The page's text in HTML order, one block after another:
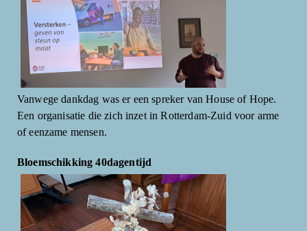
Vanwege dankdag was er een spreker van House of Hope.
Een organisatie die zich inzet in Rotterdam-Zuid voor arme
of eenzame mensen.
Bloemschikking 40dagentijd